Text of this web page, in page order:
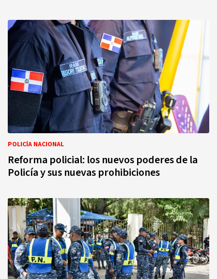
POLICÍA NACIONAL
Reforma policial: los nuevos poderes de la
Policía y sus nuevas prohibiciones